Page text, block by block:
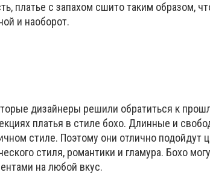
платье с запахом сшито таким образом,
и наоборот.
дизайнеры решили обратиться к
платья в стиле бохо. Длинные и
стиле. Поэтому они отлично подойдут
стиля, романтики и гламура. Бохо
на любой вкус.